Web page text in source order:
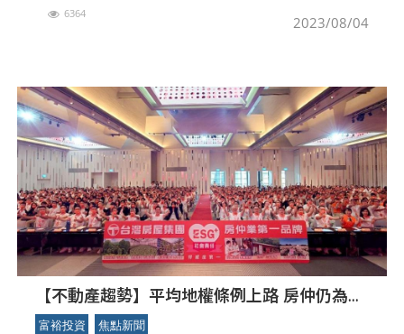
4.2%。 台灣房屋集團趨勢中心執行長張
2023/08/04
6364
【不動產趨勢】平均地權條例上路 房仲仍為員
工加薪
富裕投資 焦點新聞